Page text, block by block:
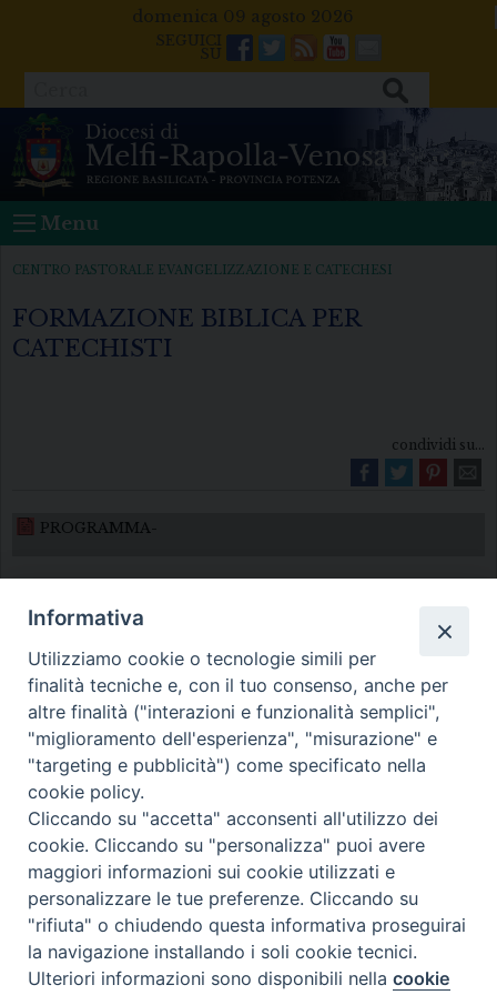
domenica 09 agosto 2026
Facebook
Twitter
FeedsYoutube
Mail
Menu
CENTRO PASTORALE EVANGELIZZAZIONE E CATECHESI
FORMAZIONE BIBLICA PER
CATECHISTI
condividi su...
PROGRAMMA-
Diocesi di Melfi Rapolla Venosa
• Largo Duomo, 12 - 85025 MELFI (PZ) •
Tel. 0972238604
PEC ufficiale della Diocesi:
diocesi.melfi_rapolla_venosa@legalmail.it
Preferenze Cookie
Informativa
Utilizziamo cookie o tecnologie simili per
finalità tecniche e, con il tuo consenso, anche per
altre finalità ("interazioni e funzionalità semplici",
"miglioramento dell'esperienza", "misurazione" e
"targeting e pubblicità") come specificato nella
cookie policy.
Cliccando su "accetta" acconsenti all'utilizzo dei
cookie. Cliccando su "personalizza" puoi avere
maggiori informazioni sui cookie utilizzati e
personalizzare le tue preferenze. Cliccando su
"rifiuta" o chiudendo questa informativa proseguirai
la navigazione installando i soli cookie tecnici.
Ulteriori informazioni sono disponibili nellacookie